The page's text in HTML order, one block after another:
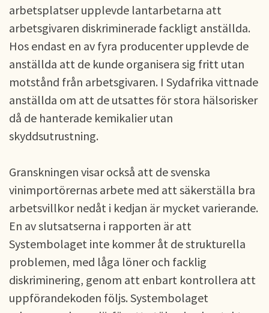
arbetsplatser upplevde lantarbetarna att
arbetsgivaren diskriminerade fackligt anställda.
Hos endast en av fyra producenter upplevde de
anställda att de kunde organisera sig fritt utan
motstånd från arbetsgivaren. I Sydafrika vittnade
anställda om att de utsattes för stora hälsorisker
då de hanterade kemikalier utan
skyddsutrustning.
Granskningen visar också att de svenska
vinimportörernas arbete med att säkerställa bra
arbetsvillkor nedåt i kedjan är mycket varierande.
En av slutsatserna i rapporten är att
Systembolaget inte kommer åt de strukturella
problemen, med låga löner och facklig
diskriminering, genom att enbart kontrollera att
uppförandekoden följs. Systembolaget